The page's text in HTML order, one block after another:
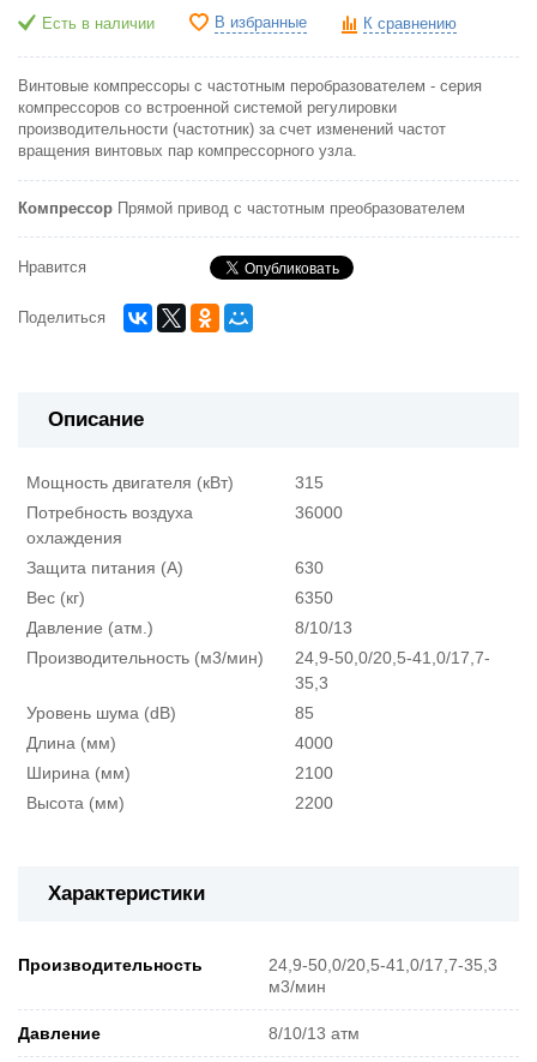
Есть в наличии В избранные К сравнению
Винтовые компрессоры с частотным перобразователем - серия
компрессоров со встроенной системой регулировки
производительности (частотник) за счет изменений частот
вращения винтовых пар компрессорного узла.
Компрессор Прямой привод с частотным преобразователем
Нравится
Поделиться
Описание
Мощность двигателя (кВт)
315
Потребность воздуха
охлаждения
36000
Защита питания (А)
630
Вес (кг)
6350
Давление (атм.)
8/10/13
Производительность (м3/мин)
24,9-50,0/20,5-41,0/17,7-
35,3
Уровень шума (dB)
85
Длина (мм)
4000
Ширина (мм)
2100
Высота (мм)
2200
Характеристики
Производительность
24,9-50,0/20,5-41,0/17,7-35,3
м3/мин
Давление 8/10/13 атм